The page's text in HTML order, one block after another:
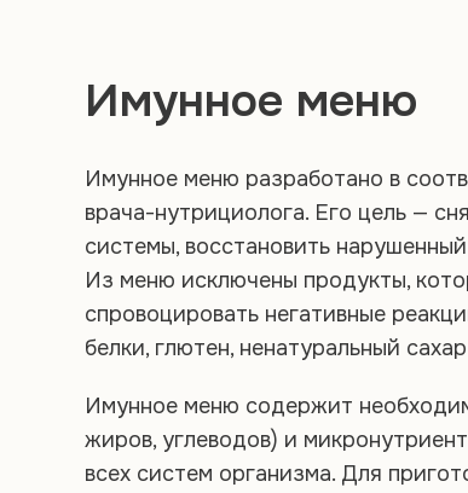
Имунное меню
Имунное меню разработано в
врача-нутрициолога. Его цель —
системы, восстановить
Из меню исключены продукты,
спровоцировать негативные
белки, глютен, ненатуральный
Имунное меню содержит
жиров, углеводов) и
всех систем организма. Для